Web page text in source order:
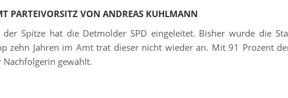
PARTEIVORSITZ VON ANDREAS KUHLMANN
der Spitze hat die Detmolder SPD eingeleitet. Bisher wurde die
zehn Jahren im Amt trat dieser nicht wieder an. Mit 91 Prozent
gewählt.